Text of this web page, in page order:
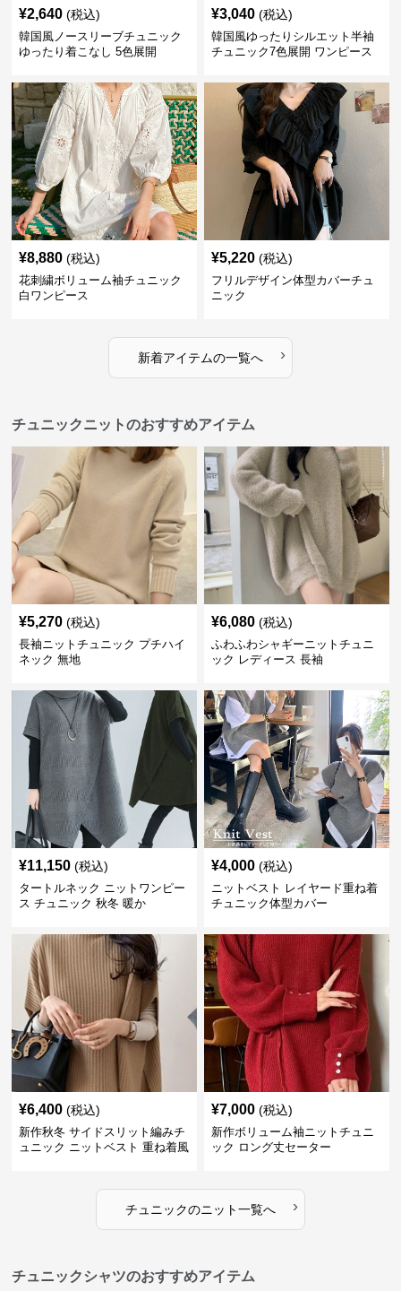
¥2,640 (税込)
韓国風ノースリーブチュニック
ゆったり着こなし 5色展開
¥3,040 (税込)
韓国風ゆったりシルエット半袖
チュニック7色展開 ワンピース
¥8,880 (税込)
花刺繍ボリューム袖チュニック
白ワンピース
¥5,220 (税込)
フリルデザイン体型カバーチュ
ニック
新着アイテムの一覧へ ›
チュニックニットのおすすめアイテム
¥5,270 (税込)
長袖ニットチュニック プチハイ
ネック 無地
¥6,080 (税込)
ふわふわシャギーニットチュニ
ック レディース 長袖
¥11,150 (税込)
タートルネック ニットワンピー
ス チュニック 秋冬 暖か
¥4,000 (税込)
ニットベスト レイヤード重ね着
チュニック体型カバー
¥6,400 (税込)
新作秋冬 サイドスリット編みチ
ュニック ニットベスト 重ね着風
¥7,000 (税込)
新作ボリューム袖ニットチュニ
ック ロング丈セーター
チュニックのニット一覧へ ›
チュニックシャツのおすすめアイテム